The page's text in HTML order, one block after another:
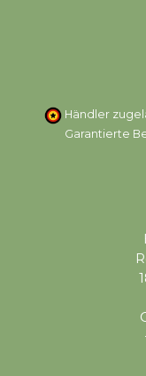
Händler
Garantierte